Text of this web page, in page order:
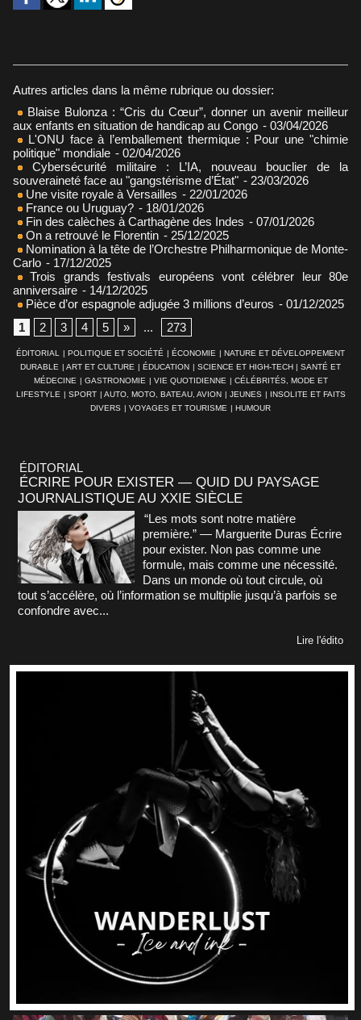
Autres articles dans la même rubrique ou dossier:
Blaise Bulonza : “Cris du Cœur”, donner un avenir meilleur
aux enfants en situation de handicap au Congo - 03/04/2026
L'ONU face à l’emballement thermique : Pour une "chimie
politique" mondiale - 02/04/2026
Cybersécurité militaire : L’IA, nouveau bouclier de la
souveraineté face au "gangstérisme d’État" - 23/03/2026
Une visite royale à Versailles - 22/01/2026
France ou Uruguay? - 18/01/2026
Fin des calèches à Carthagène des Indes - 07/01/2026
On a retrouvé le Florentin - 25/12/2025
Nomination à la tête de l’Orchestre Philharmonique de Monte-
Carlo - 17/12/2025
Trois grands festivals européens vont célébrer leur 80e
anniversaire - 14/12/2025
Pièce d’or espagnole adjugée 3 millions d’euros - 01/12/2025
1
2 3 4 5 » ... 273
ÉDITORIAL | POLITIQUE ET SOCIÉTÉ | ÉCONOMIE | NATURE ET DÉVELOPPEMENT
DURABLE | ART ET CULTURE | ÉDUCATION | SCIENCE ET HIGH-TECH | SANTÉ ET
MÉDECINE | GASTRONOMIE | VIE QUOTIDIENNE | CÉLÉBRITÉS, MODE ET
LIFESTYLE | SPORT | AUTO, MOTO, BATEAU, AVION | JEUNES | INSOLITE ET FAITS
DIVERS | VOYAGES ET TOURISME | HUMOUR
ÉDITORIAL
ÉCRIRE POUR EXISTER — QUID DU PAYSAGE
JOURNALISTIQUE AU XXIE SIÈCLE
“Les mots sont notre matière
première.” — Marguerite Duras Écrire
pour exister. Non pas comme une
formule, mais comme une nécessité.
Dans un monde où tout circule, où
tout s’accélère, où l’information se multiplie jusqu’à parfois se
confondre avec...
Lire l'édito